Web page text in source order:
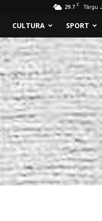
29.7 C Târgu
CULTURA SPORT